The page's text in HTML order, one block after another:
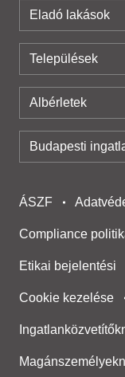
Eladó lakások
Települések
Albérletek
Budapesti
ÁSZF
Compliance
Etikai bejelentési
Cookie kezelése